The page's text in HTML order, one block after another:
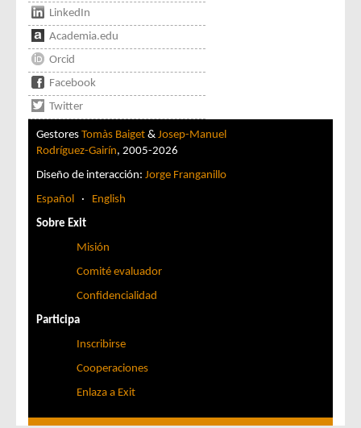
LinkedIn
Academia.edu
Orcid
Facebook
Twitter
Gestores Tomàs Baiget & Josep-Manuel
Rodríguez-Gairín, 2005-2026
Diseño de interacción: Jorge Franganillo
Español · English
Sobre Exit
Misión
Comité evaluador
Confidencialidad
Participa
Inscribirse
Cooperaciones
Enlaza a Exit